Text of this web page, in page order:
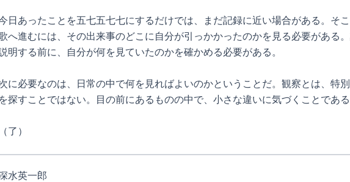
日あったことを五七五七七にするだけでは、まだ記録に近い場合がある。そ
へ進むには、その出来事のどこに自分が引っかかったのかを見る必要がある
明する前に、自分が何を見ていたのかを確かめる必要がある。
に必要なのは、日常の中で何を見ればよいのかということだ。観察とは、特
を探すことではない。目の前にあるものの中で、小さな違いに気づくことである
（了）
水英一郎